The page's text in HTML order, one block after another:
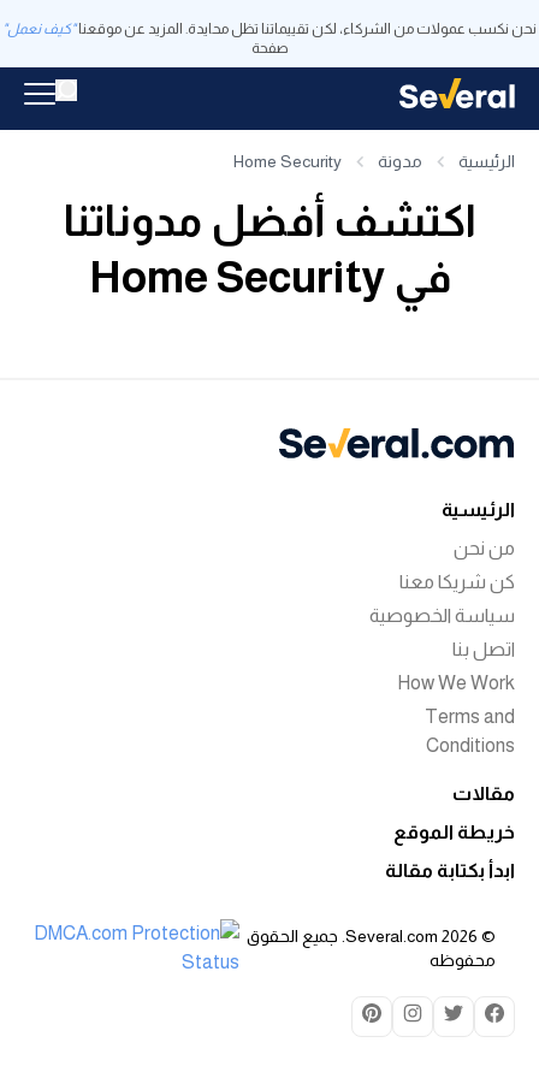
نحن نكسب عمولات من الشركاء، لكن تقييماتنا تظل محايدة. المزيد عن موقعنا "كيف نعمل"
صفحة
الرئيسية مدونة Home Security
اكتشف أفضل مدوناتنا
في Home Security
© 2026 Several.com. جميع الحقوق
محفوظه
الرئيسية
من نحن
كن شريكا معنا
سياسة الخصوصية
اتصل بنا
How We Work
Terms and
Conditions
مقالات
خريطة الموقع
ابدأ بكتابة مقالة